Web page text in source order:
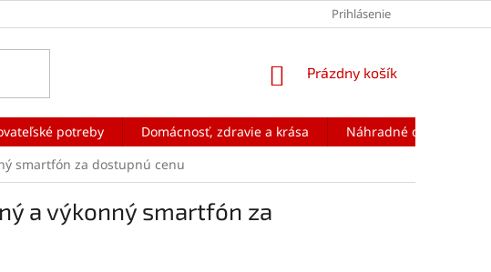
Prihlásenie
NÁKUPNÝ
Prázdny košík
potreby Domácnosť, zdravie a krása
Náhradné diely na
smartfón za dostupnú cenu
a výkonný smartfón za